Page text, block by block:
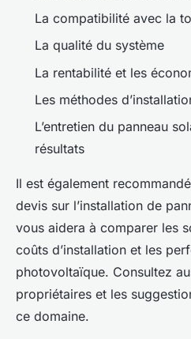
La compatibilité avec la
La qualité du système
La rentabilité et les
Les méthodes
L’entretien du panneau
résultats
Il est également
devis sur l’installation de
vous aidera à comparer les
coûts d’installation et les
photovoltaïque. Consultez
propriétaires et les
ce domaine.